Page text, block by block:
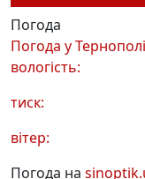
Погода
Погода уТернополі
вологість:
тиск:
вітер:
Погода на